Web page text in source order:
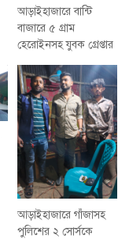
আড়াইহাজারে বান্টি
বাজারে ৫ গ্রাম
হেরোইনসহ যুবক গ্রেপ্তার
আড়াইহাজারে গাঁজাসহ
পুলিশের ২ সোর্সকে